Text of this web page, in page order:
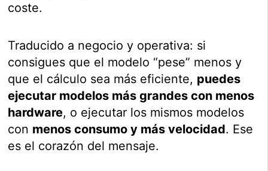
coste.
Traducido a negocio y operativa: si
consigues que el modelo “pese” menos y
que el cálculo sea más eficiente, puedes
ejecutar modelos más grandes con menos
hardware, o ejecutar los mismos modelos
con menos consumo y más velocidad. Ese
es el corazón del mensaje.